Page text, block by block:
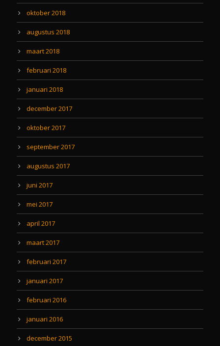
oktober 2018
augustus 2018
maart 2018
februari 2018
januari 2018
december 2017
oktober 2017
september 2017
augustus 2017
juni 2017
mei 2017
april 2017
maart 2017
februari 2017
januari 2017
februari 2016
januari 2016
december 2015